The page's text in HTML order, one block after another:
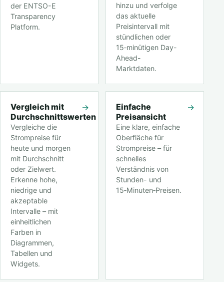
der ENTSO-E
Transparency
Platform.
hinzu und verfolge
das aktuelle
Preisintervall mit
stündlichen oder
15‑minütigen Day-
Ahead-
Marktdaten.
Vergleich mit
Durchschnittswerten
Vergleiche die
Strompreise für
heute und morgen
mit Durchschnitt
oder Zielwert.
Erkenne hohe,
niedrige und
akzeptable
Intervalle – mit
einheitlichen
Farben in
Diagrammen,
Tabellen und
Widgets.
→
Einfache
Preisansicht
Eine klare, einfache
Oberfläche für
Strompreise – für
schnelles
Verständnis von
Stunden- und
15‑Minuten‑Preisen.
→